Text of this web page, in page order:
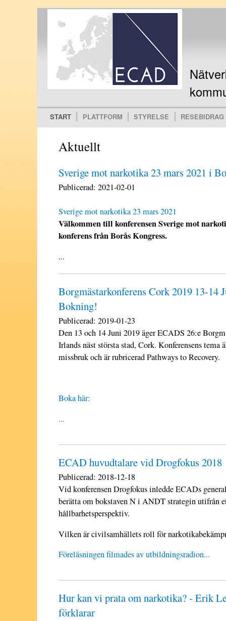
Main menu
START PLATTFORM STYRELSE RESEBIDRAG
Aktuellt
Sverige mot narkotika 23 mars 2021 i
Publicerad:2021-02-01
Sverige mot narkotika 23 mars 2021
Välkommen till konferensen Sverige mot
konferens från Borås Kongress.
...
Borgmästarkonferens Cork 2019 13-14
Bokning!
Publicerad:2019-01-23
Den 13 och 14 Juni 2019 äger ECADS 26:e
Irlands näst största stad, Cork. Konferensens
missbruk och är rubricerad Pathways to Recovery.
Boka här:
...
ECAD huvudtalare vid Drogfokus 2018
Publicerad:2018-12-18
Vid konferensen Drogfokus inledde ECADs
berätta om bokstaven N i ANDT strategin utifrån
hållbarhetsperspektiv.
Vilken är civilsamhällets roll för
Föreläsningen filmades av utbildningsradion...
Hur kan vi prata om narkotika? - Erik
förklarar